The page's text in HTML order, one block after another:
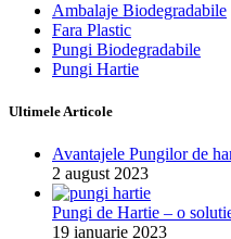
Ambalaje Biodegradabile
Fara Plastic
Pungi Biodegradabile
Pungi Hartie
Ultimele Articole
Avantajele Pungilor de
2 august 2023
Pungi de Hartie – o
19 ianuarie 2023